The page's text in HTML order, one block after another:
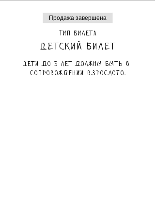
Продажа завершена
Тип билета
Детский билет
Дети до 5 лет должны быть в
сопровождении взрослого.